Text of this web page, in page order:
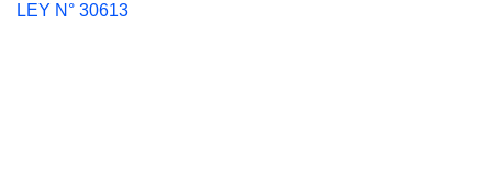
LEY N° 30613